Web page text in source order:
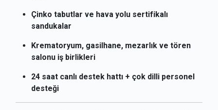
Çinko tabutlar ve hava yolu sertifikalı
sandukalar
Krematoryum, gasilhane, mezarlık ve tören
salonu iş birlikleri
24 saat canlı destek hattı + çok dilli personel
desteği